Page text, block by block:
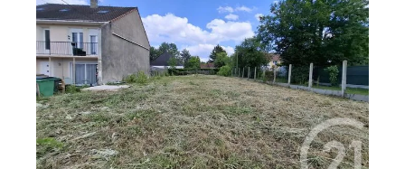
WISSOUS 91
643 m2
Ref : 9873
Terrain à vendre
375 000 €
Situé à WISSOUS, à proximité de l'Espace